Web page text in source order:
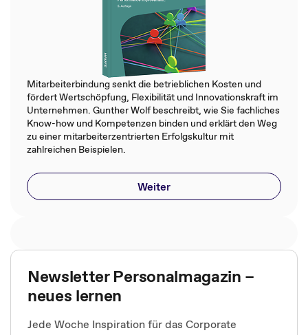
Mitarbeiterbindung senkt die betrieblichen Kosten und
fördert Wertschöpfung, Flexibilität und Innovationskraft im
Unternehmen. Gunther Wolf beschreibt, wie Sie fachliches
Know-how und Kompetenzen binden und erklärt den Weg
zu einer mitarbeiterzentrierten Erfolgskultur mit
zahlreichen Beispielen.
Weiter
Newsletter Personalmagazin –
neues lernen
Jede Woche Inspiration für das Corporate